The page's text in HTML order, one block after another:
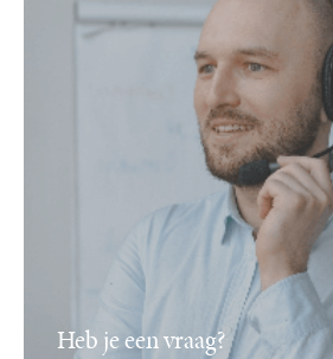
Heb je een vraag?